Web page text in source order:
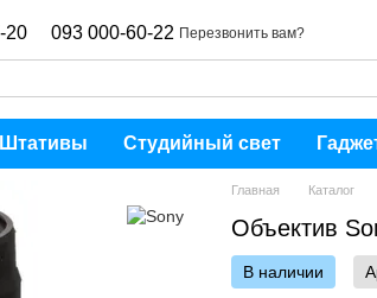
20 093 000-60-22 Перезвонить вам?
Штативы Студийный свет
Главная Каталог
Объектив
В наличии